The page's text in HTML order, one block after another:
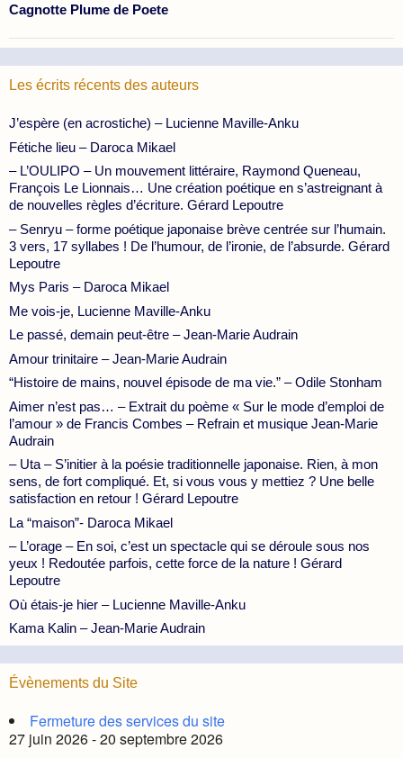
Cagnotte Plume de Poete
Les écrits récents des auteurs
J’espère (en acrostiche) – Lucienne Maville-Anku
Fétiche lieu – Daroca Mikael
– L’OULIPO – Un mouvement littéraire, Raymond Queneau,
François Le Lionnais… Une création poétique en s’astreignant à
de nouvelles règles d’écriture. Gérard Lepoutre
– Senryu – forme poétique japonaise brève centrée sur l’humain.
3 vers, 17 syllabes ! De l’humour, de l’ironie, de l’absurde. Gérard
Lepoutre
Mys Paris – Daroca Mikael
Me vois-je, Lucienne Maville-Anku
Le passé, demain peut-être – Jean-Marie Audrain
Amour trinitaire – Jean-Marie Audrain
“Histoire de mains, nouvel épisode de ma vie.” – Odile Stonham
Aimer n’est pas… – Extrait du poème « Sur le mode d’emploi de
l’amour » de Francis Combes – Refrain et musique Jean-Marie
Audrain
– Uta – S’initier à la poésie traditionnelle japonaise. Rien, à mon
sens, de fort compliqué. Et, si vous vous y mettiez ? Une belle
satisfaction en retour ! Gérard Lepoutre
La “maison”- Daroca Mikael
– L’orage – En soi, c’est un spectacle qui se déroule sous nos
yeux ! Redoutée parfois, cette force de la nature ! Gérard
Lepoutre
Où étais-je hier – Lucienne Maville-Anku
Kama Kalin – Jean-Marie Audrain
Évènements du Site
Fermeture des services du site
27 juin 2026 - 20 septembre 2026